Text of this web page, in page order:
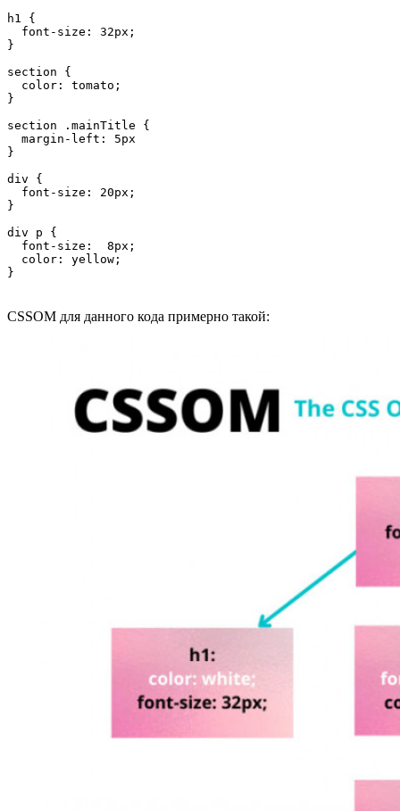
h1 {
  font-size: 32px;
}
section {
  color: tomato;
}
section .mainTitle {
  margin-left: 5px
}
div {
  font-size: 20px;
}
div p {
  font-size:  8px;
  color: yellow;
}
CSSOM для данного кода примерно такой: